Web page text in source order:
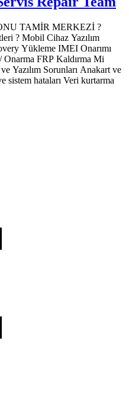
TAMİR MERKEZİ ?️
donanım tamiri Yazılım çökmeleri ve sistem hataları Veri kurtarma